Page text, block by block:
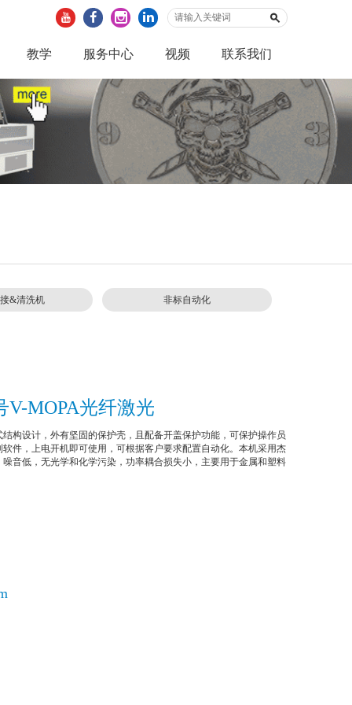
教学 服务中心 视频 联系我们
&清洗机 非标自动化
MOPA光纤激光
构设计，外有坚固的保护壳，且配备开盖保护功能，可保护操作员
件，上电开机即可使用，可根据客户要求配置自动化。本机采用杰
音低，无光学和化学污染，功率耦合损失小，主要用于金属和塑料